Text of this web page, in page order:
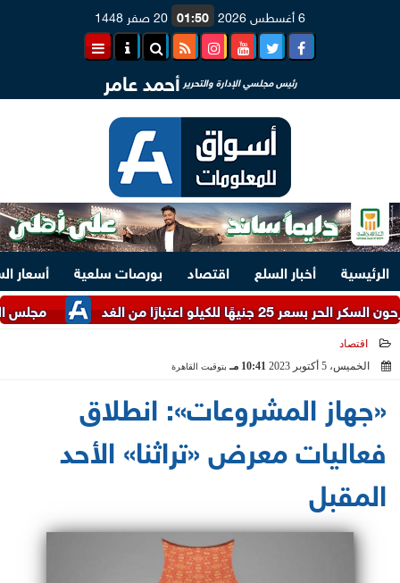
6 أغسطس 2026 01:50 20 صفر 1448
رئيس مجلسي الإدارة والتحرير أحمد عامر
الرئيسية أخبار السلع اقتصاد بورصات سلعية
أسعار
مجلس الوزراء
من الغد
اقتصاد
الخميس، 5 أكتوبر 2023
10:41 مـ بتوقيت القاهرة
«جهاز المشروعات»: انطلاق
فعاليات معرض «تراثنا» الأحد
المقبل